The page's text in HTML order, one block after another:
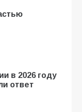
в 2026 году
ответ